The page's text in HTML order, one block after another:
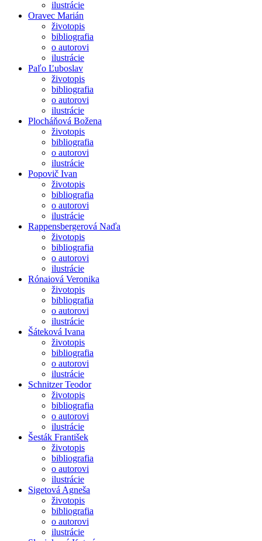
ilustrácie
Oravec Marián
životopis
bibliografia
o autorovi
ilustrácie
Paľo Ľuboslav
životopis
bibliografia
o autorovi
ilustrácie
Plocháňová Božena
životopis
bibliografia
o autorovi
ilustrácie
Popovič Ivan
životopis
bibliografia
o autorovi
ilustrácie
Rappensbergerová Naďa
životopis
bibliografia
o autorovi
ilustrácie
Rónaiová Veronika
životopis
bibliografia
o autorovi
ilustrácie
Šáteková Ivana
životopis
bibliografia
o autorovi
ilustrácie
Schnitzer Teodor
životopis
bibliografia
o autorovi
ilustrácie
Šesták František
životopis
bibliografia
o autorovi
ilustrácie
Sigetová Agneša
životopis
bibliografia
o autorovi
ilustrácie